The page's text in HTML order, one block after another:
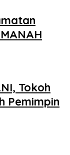
Tokoh
Pemimpin